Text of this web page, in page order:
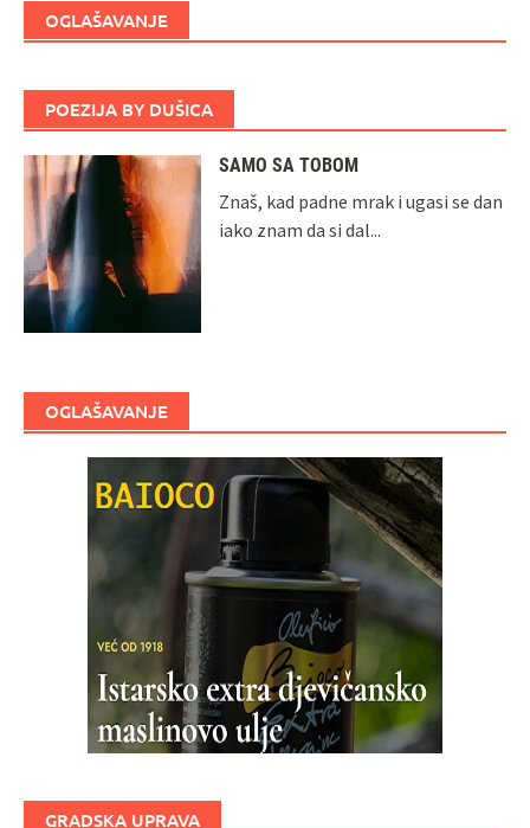
OGLAŠAVANJE
POEZIJA BY DUŠICA
SAMO SA TOBOM
Znaš, kad padne mrak i ugasi se dan
iako znam da si dal...
OGLAŠAVANJE
GRADSKA UPRAVA